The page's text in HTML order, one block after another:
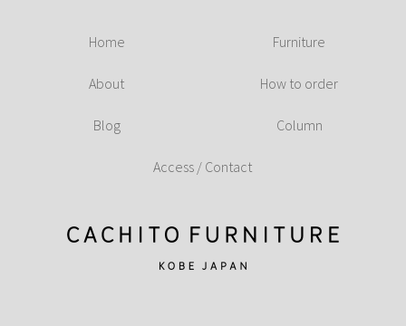
Home Furniture
About How to order
Blog Column
Access / Contact